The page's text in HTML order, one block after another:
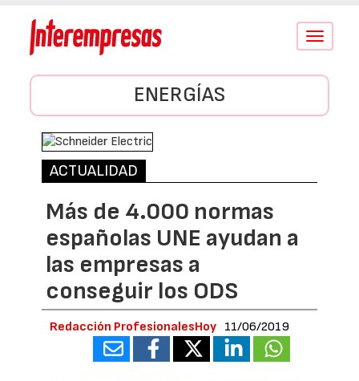
Conmutar
ENERGÍAS
ACTUALIDAD
Más de 4.000 normas
españolas UNE ayudan a
las empresas a
conseguir los ODS
Redacción ProfesionalesHoy 11/06/2019